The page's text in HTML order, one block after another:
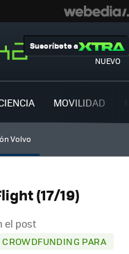
NUEVO
Suscríbete a
MOVILIDAD
Volvo
(17/19)
el post
PARA